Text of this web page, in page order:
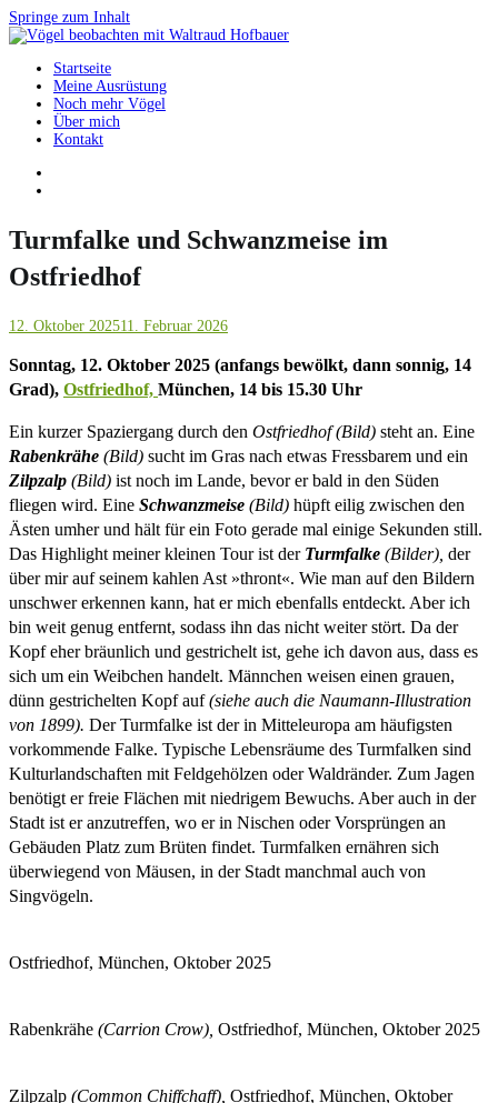
Springe zum Inhalt
Vögel beobachten mit Waltraud Hofbauer
Startseite
Meine Ausrüstung
Noch mehr Vögel
Über mich
Kontakt
Turmfalke und Schwanzmeise im
Ostfriedhof
12. Oktober 202511. Februar 2026
Sonntag, 12. Oktober 2025 (anfangs bewölkt, dann sonnig, 14
Grad), Ostfriedhof, München, 14 bis 15.30 Uhr
Ein kurzer Spaziergang durch den Ostfriedhof (Bild) steht an. Eine
Rabenkrähe (Bild) sucht im Gras nach etwas Fressbarem und ein
Zilpzalp (Bild) ist noch im Lande, bevor er bald in den Süden
fliegen wird. Eine Schwanzmeise (Bild) hüpft eilig zwischen den
Ästen umher und hält für ein Foto gerade mal einige Sekunden still.
Das Highlight meiner kleinen Tour ist der Turmfalke (Bilder), der
über mir auf seinem kahlen Ast »thront«. Wie man auf den Bildern
unschwer erkennen kann, hat er mich ebenfalls entdeckt. Aber ich
bin weit genug entfernt, sodass ihn das nicht weiter stört. Da der
Kopf eher bräunlich und gestrichelt ist, gehe ich davon aus, dass es
sich um ein Weibchen handelt. Männchen weisen einen grauen,
dünn gestrichelten Kopf auf(siehe auch die Naumann-Illustration
von 1899). Der Turmfalke ist der in Mitteleuropa am häufigsten
vorkommende Falke. Typische Lebensräume des Turmfalken sind
Kulturlandschaften mit Feldgehölzen oder Waldränder. Zum Jagen
benötigt er freie Flächen mit niedrigem Bewuchs. Aber auch in der
Stadt ist er anzutreffen, wo er in Nischen oder Vorsprüngen an
Gebäuden Platz zum Brüten findet. Turmfalken ernähren sich
überwiegend von Mäusen, in der Stadt manchmal auch von
Singvögeln.
Ostfriedhof, München, Oktober 2025
Rabenkrähe (Carrion Crow), Ostfriedhof, München, Oktober 2025
Zilpzalp (Common Chiffchaff), Ostfriedhof, München, Oktober